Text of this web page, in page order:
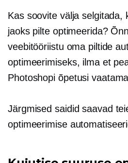
Kas soovite välja selgitada,
jaoks pilte optimeerida?
veebitööriistu oma piltide
optimeerimiseks, ilma et
Photoshopi õpetusi
Järgmised saidid saavad
optimeerimise